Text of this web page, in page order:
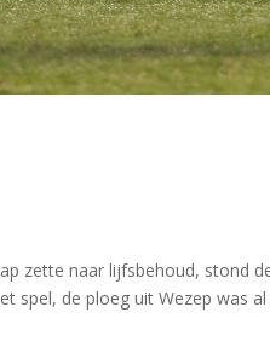
zette naar lijfsbehoud, stond
spel, de ploeg uit Wezep was